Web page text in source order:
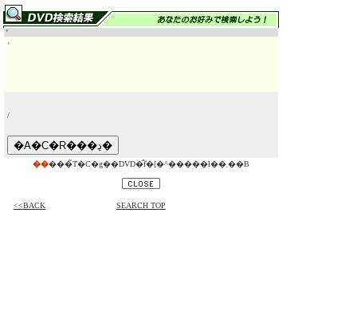
'
'
/
�� ���̃T�C�g��DVD�̂݃f�[�^�����ł��܂��B
<<BACK SEARCH TOP